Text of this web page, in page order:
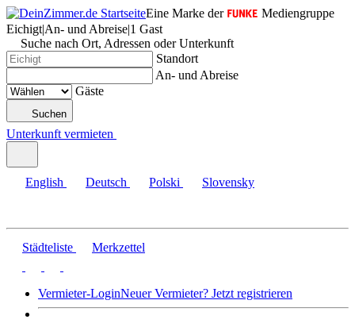
Eine Marke der
Mediengruppe
Eichigt|An- und Abreise|1 Gast
Suche nach Ort, Adressen oder Unterkunft
Standort
An- und Abreise
Gäste
Suchen
Unterkunft vermieten
English Deutsch Polski Slovensky
Städteliste Merkzettel
Vermieter-LoginNeuer Vermieter? Jetzt registrieren